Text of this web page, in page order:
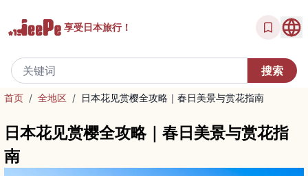
享受日本旅行！
首页 / 全地区 / 日本花见赏樱全攻略｜春日美景与赏花指南
日本花见赏樱全攻略｜春日美景与赏花指
南